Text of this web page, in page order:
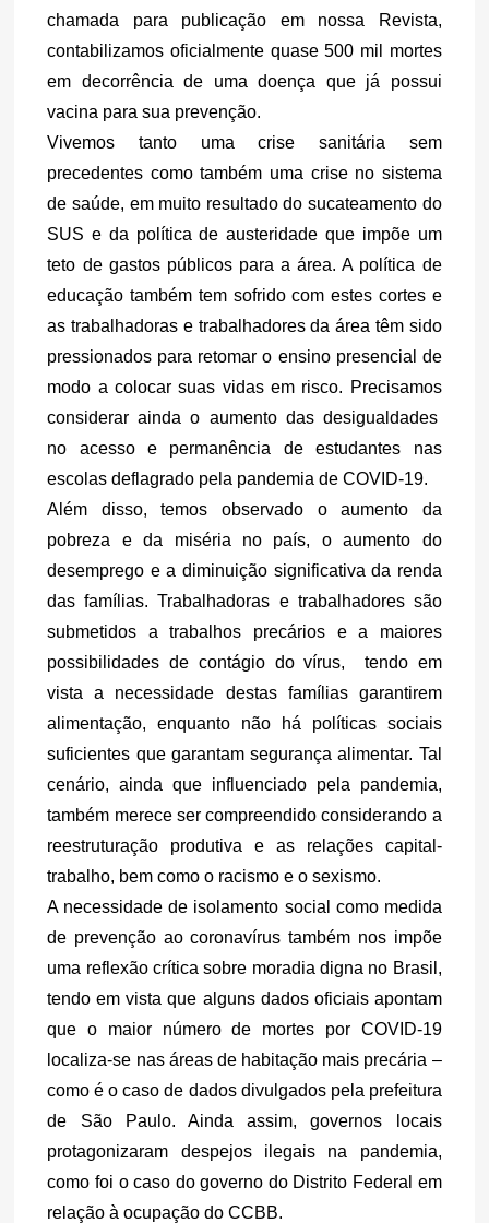
chamada para publicação em nossa Revista,
contabilizamos oficialmente quase 500 mil mortes
em decorrência de uma doença que já possui
vacina para sua prevenção.
Vivemos tanto uma crise sanitária sem
precedentes como também uma crise no sistema
de saúde, em muito resultado do sucateamento do
SUS e da política de austeridade que impõe um
teto de gastos públicos para a área. A política de
educação também tem sofrido com estes cortes e
as trabalhadoras e trabalhadores da área têm sido
pressionados para retomar o ensino presencial de
modo a colocar suas vidas em risco. Precisamos
considerar ainda o aumento das desigualdades
no acesso e permanência de estudantes nas
escolas deflagrado pela pandemia de COVID-19.
Além disso, temos observado o aumento da
pobreza e da miséria no país, o aumento do
desemprego e a diminuição significativa da renda
das famílias. Trabalhadoras e trabalhadores são
submetidos a trabalhos precários e a maiores
possibilidades de contágio do vírus,  tendo em
vista a necessidade destas famílias garantirem
alimentação, enquanto não há políticas sociais
suficientes que garantam segurança alimentar. Tal
cenário, ainda que influenciado pela pandemia,
também merece ser compreendido considerando a
reestruturação produtiva e as relações capital-
trabalho, bem como o racismo e o sexismo.
A necessidade de isolamento social como medida
de prevenção ao coronavírus também nos impõe
uma reflexão crítica sobre moradia digna no Brasil,
tendo em vista que alguns dados oficiais apontam
que o maior número de mortes por COVID-19
localiza-se nas áreas de habitação mais precária –
como é o caso de dados divulgados pela prefeitura
de São Paulo. Ainda assim, governos locais
protagonizaram despejos ilegais na pandemia,
como foi o caso do governo do Distrito Federal em
relação à ocupação do CCBB.